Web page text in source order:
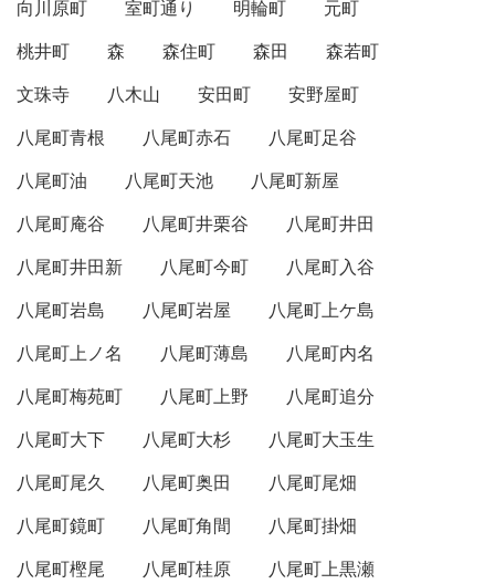
向川原町 室町通り 明輪町
元町
桃井町
森 森住町 森田
森若町
文珠寺
八木山 安田町
安野屋町
八尾町青根
八尾町赤石
八尾町足谷
八尾町油
八尾町天池
八尾町新屋
八尾町庵谷
八尾町井栗谷
八尾町井田
八尾町井田新
八尾町今町
八尾町入谷
八尾町岩島
八尾町岩屋
八尾町上ケ島
八尾町上ノ名
八尾町薄島
八尾町内名
八尾町梅苑町
八尾町上野
八尾町追分
八尾町大下
八尾町大杉
八尾町大玉生
八尾町尾久
八尾町奥田
八尾町尾畑
八尾町鏡町
八尾町角間
八尾町掛畑
八尾町樫尾
八尾町桂原
八尾町上黒瀬